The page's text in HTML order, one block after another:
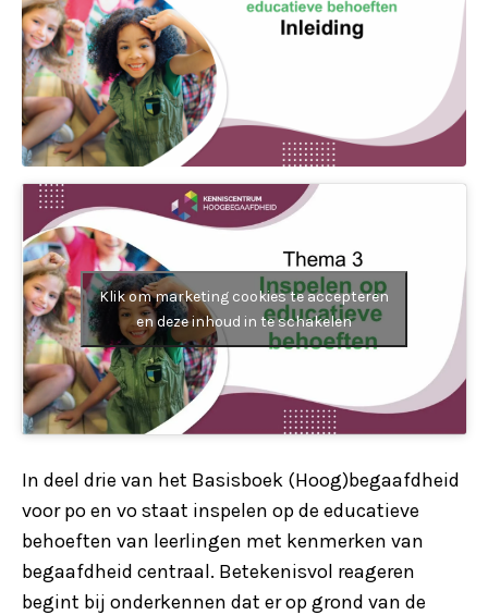
Klik om marketing cookies te accepteren
en deze inhoud in te schakelen
In deel drie van het Basisboek (Hoog)begaafdheid
voor po en vo staat inspelen op de educatieve
behoeften van leerlingen met kenmerken van
begaafdheid centraal. Betekenisvol reageren
begint bij onderkennen dat er op grond van de